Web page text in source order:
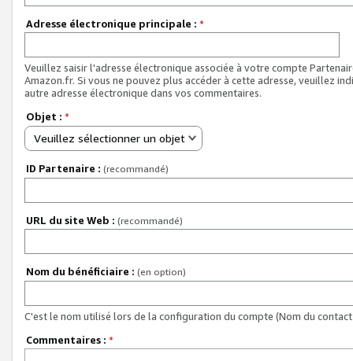
Adresse électronique principale : *
Veuillez saisir l'adresse électronique associée à votre compte
Amazon.fr. Si vous ne pouvez plus accéder à cette adresse, veuillez
autre adresse électronique dans vos commentaires.
Objet : *
Veuillez sélectionner un objet
ID Partenaire : (recommandé)
URL du site Web : (recommandé)
Nom du bénéficiaire : (en option)
C'est le nom utilisé lors de la configuration du compte (Nom du
Commentaires : *